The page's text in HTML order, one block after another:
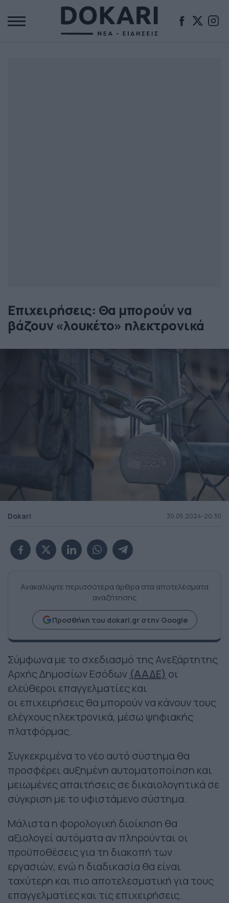
Επιχειρήσεις: Θα μπορούν να
βάζουν «λουκέτο» ηλεκτρονικά
Dokari 30.05.2024-20:30
Ανακαλύψτε περισσότερα άρθρα στα αποτελέσματα
αναζήτησης
Προσθήκη του dokari.gr στην Google
Σύμφωνα με το σχεδιασμό της Ανεξάρτητης
Αρχής Δημοσίων Εσόδων (ΑΑΔΕ) οι
ελεύθεροι επαγγελματίες και
οι επιχειρήσεις θα μπορούν να κάνουν τους
ελέγχους ηλεκτρονικά, μέσω ψηφιακής
πλατφόρμας.
Συγκεκριμένα το νέο αυτό σύστημα θα
προσφέρει αυξημένη αυτοματοποίηση και
μειωμένες απαιτήσεις σε δικαιολογητικά σε
σύγκριση με το υφιστάμενο σύστημα.
Μάλιστα η φορολογική διοίκηση θα
αξιολογεί αυτόματα αν πληρούνται οι
προϋποθέσεις για τη διακοπή των
εργασιών, ενώ η διαδικασία θα είναι
ταχύτερη και πιο αποτελεσματική για τους
επαγγελματίες και τις επιχειρήσεις.